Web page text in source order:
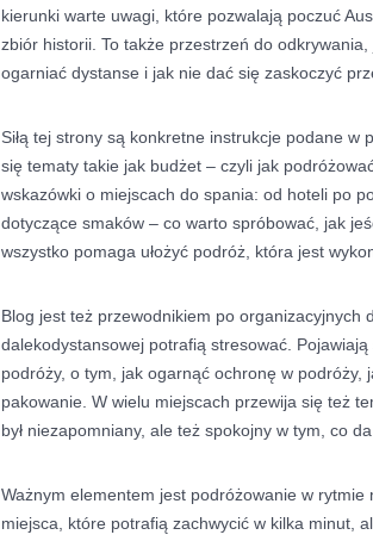
kierunki warte uwagi, które pozwalają poczuć
zbiór historii. To także przestrzeń do
ogarniać dystanse i jak nie dać się zaskoczyć
Siłą tej strony są konkretne instrukcje podane w
się tematy takie jak budżet – czyli jak
wskazówki o miejscach do spania: od hoteli po
dotyczące smaków – co warto spróbować, jak
wszystko pomaga ułożyć podróż, która jest
Blog jest też przewodnikiem po organizacyjnych
dalekodystansowej potrafią stresować.
podróży, o tym, jak ogarnąć ochronę w podróży,
pakowanie. W wielu miejscach przewija się też
był niezapomniany, ale też spokojny w tym, co
Ważnym elementem jest podróżowanie w
miejsca, które potrafią zachwycić w kilka minut,